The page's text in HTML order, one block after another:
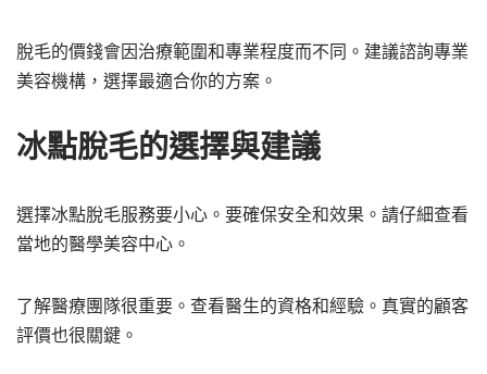
脫毛的價錢會因治療範圍和專業程度而不同。建議諮詢專業
美容機構，選擇最適合你的方案。
冰點脫毛的選擇與建議
選擇冰點脫毛服務要小心。要確保安全和效果。請仔細查看
當地的醫學美容中心。
了解醫療團隊很重要。查看醫生的資格和經驗。真實的顧客
評價也很關鍵。